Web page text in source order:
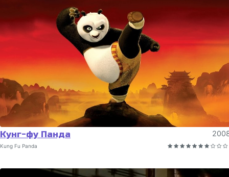
Кунг-фу Панда
Kung Fu Panda